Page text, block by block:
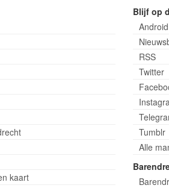
kaart
Blijf op
RSS
Twitter
Tumblr
Alle